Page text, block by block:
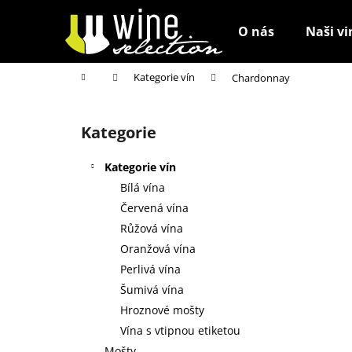
O nás Naši
Domů Kategorie vín Chardonnay
Přeskočit
kategorie
Kategorie
Kategorie vín
Bílá vína
Červená vína
Růžová vína
Oranžová vína
Perlivá vína
Šumivá vína
Hroznové mošty
Vína s vtipnou etiketou
í
Zpět
do
Zpět
do